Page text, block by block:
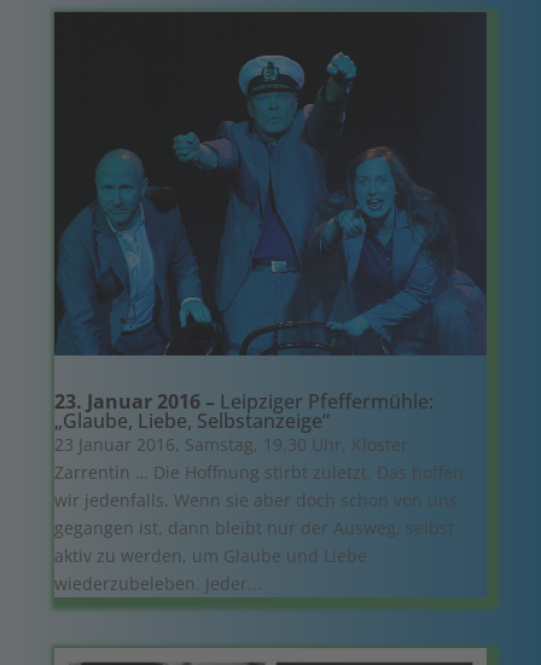
23. Januar 2016 – Leipziger Pfeffermühle:
„Glaube, Liebe, Selbstanzeige“
23 Januar 2016, Samstag, 19.30 Uhr, Kloster
Zarrentin … Die Hoffnung stirbt zuletzt. Das hoffen
wir jedenfalls. Wenn sie aber doch schon von uns
gegangen ist, dann bleibt nur der Ausweg, selbst
aktiv zu werden, um Glaube und Liebe
wiederzubeleben. Jeder...